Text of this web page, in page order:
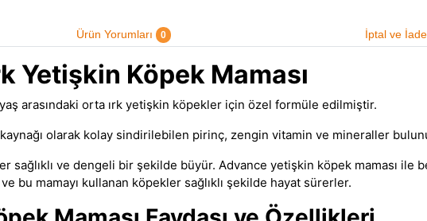
Ürün Yorumları 0 İptal ve
Yetişkin Köpek Maması
arasındaki orta ırk yetişkin köpekler için özel formüle edilmiştir.
olarak kolay sindirilebilen pirinç, zengin vitamin ve mineraller
ve dengeli bir şekilde büyür. Advance yetişkin köpek maması ile
bu mamayı kullanan köpekler sağlıklı şekilde hayat sürerler.